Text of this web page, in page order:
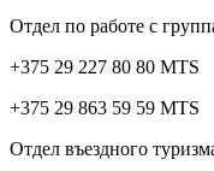
Отдел по работе с
+375 29 227 80 80 MTS
+375 29 863 59 59 MTS
Отдел въездного